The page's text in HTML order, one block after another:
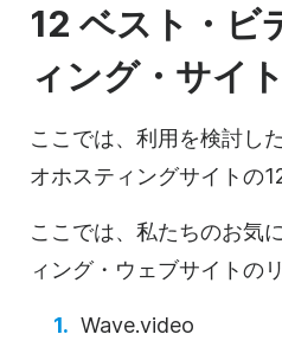
12 ベスト・ ビ
ィング・サイト
ここでは、利用を検討し
オホスティングサイトの
ここでは、私たちのお気
ィング・ウェブサイトの
Wave.video